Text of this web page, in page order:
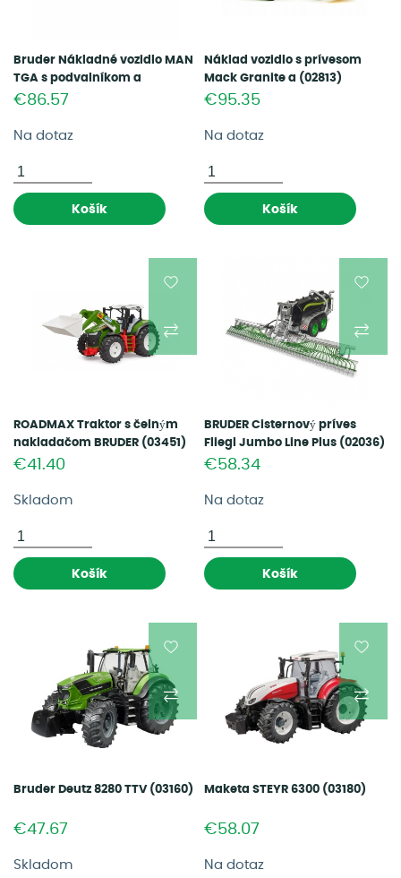
Bruder Nákladné vozidlo MAN
TGA s podvalníkom a
teleskopickým nakladačom
€86.57
Na dotaz
Košík
Náklad vozidlo s prívesom
Mack Granite a (02813)
€95.35
Na dotaz
Košík
ROADMAX Traktor s čelným
nakladačom BRUDER (03451)
€41.40
Skladom
Košík
BRUDER Cisternový príves
Fliegl Jumbo Line Plus (02036)
€58.34
Na dotaz
Košík
Bruder Deutz 8280 TTV (03160)
€47.67
Skladom
Maketa STEYR 6300 (03180)
€58.07
Na dotaz